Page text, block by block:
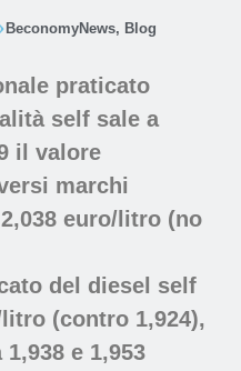
BeconomyNews, Blog
praticato
self sale a
il valore
marchi
euro/litro (no
del diesel self
(contro 1,924),
e 1,953